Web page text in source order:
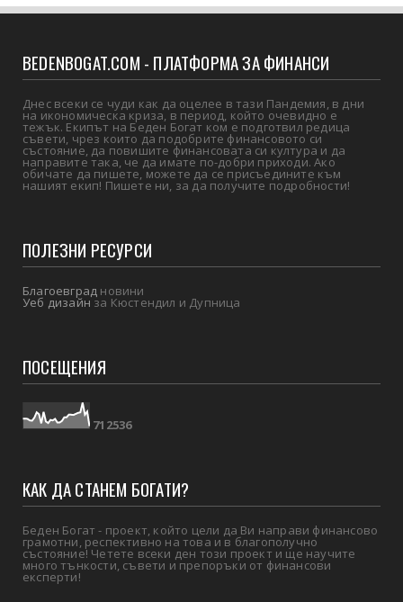
BEDENBOGAT.COM - ПЛАТФОРМА ЗА ФИНАНСИ
Днес всеки се чуди как да оцелее в тази Пандемия, в дни
на икономическа криза, в период, който очевидно е
тежък. Екипът на Беден Богат ком е подготвил редица
съвети, чрез които да подобрите финансовото си
състояние, да повишите финансовата си култура и да
направите така, че да имате по-добри приходи. Ако
обичате да пишете, можете да се присъедините към
нашият екип! Пишете ни, за да получите подробности!
ПОЛЕЗНИ РЕСУРСИ
Благоевград новини
Уеб дизайн за Кюстендил и Дупница
ПОСЕЩЕНИЯ
71 2536
КАК ДА СТАНЕМ БОГАТИ?
Беден Богат - проект, който цели да Ви направи финансово
грамотни, респективно на това и в благополучно
състояние! Четете всеки ден този проект и ще научите
много тънкости, съвети и препоръки от финансови
експерти!